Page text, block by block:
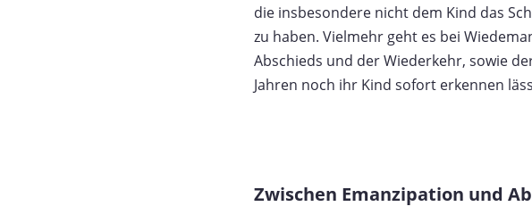
die insbesondere nicht dem Kind das
zu haben. Vielmehr geht es bei
Abschieds und der Wiederkehr, sowie
Jahren noch ihr Kind sofort erkennen
Zwischen Emanzipation und